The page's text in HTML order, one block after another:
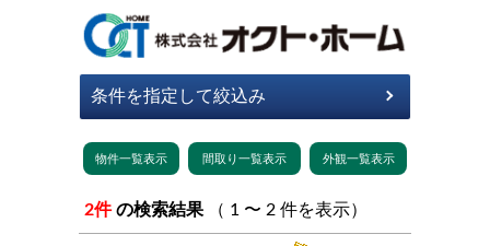
2件 の検索結果 （ 1 〜 2 件を表示）